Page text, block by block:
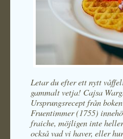
Letar du efter ett nytt
gammalt vetja! Cajsa
Ursprungsrecept från
Fruentimmer (1755)
fraiche, möjligen inte
också vad vi haver, eller